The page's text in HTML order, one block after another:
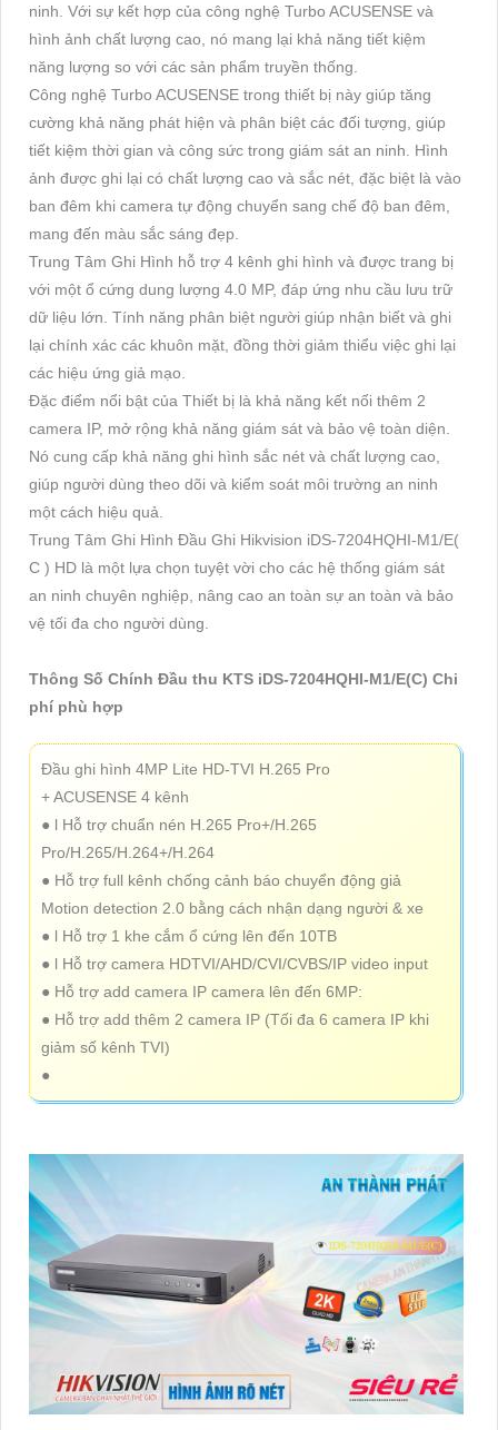
ninh. Với sự kết hợp của công nghệ Turbo ACUSENSE và
hình ảnh chất lượng cao, nó mang lại khả năng tiết kiệm
năng lượng so với các sản phẩm truyền thống.
Công nghệ Turbo ACUSENSE trong thiết bị này giúp tăng
cường khả năng phát hiện và phân biệt các đối tượng, giúp
tiết kiệm thời gian và công sức trong giám sát an ninh. Hình
ảnh được ghi lại có chất lượng cao và sắc nét, đặc biệt là vào
ban đêm khi camera tự động chuyển sang chế độ ban đêm,
mang đến màu sắc sáng đẹp.
Trung Tâm Ghi Hình hỗ trợ 4 kênh ghi hình và được trang bị
với một ổ cứng dung lượng 4.0 MP, đáp ứng nhu cầu lưu trữ
dữ liệu lớn. Tính năng phân biệt người giúp nhận biết và ghi
lại chính xác các khuôn mặt, đồng thời giảm thiểu việc ghi lại
các hiệu ứng giả mạo.
Đặc điểm nổi bật của Thiết bị là khả năng kết nối thêm 2
camera IP, mở rộng khả năng giám sát và bảo vệ toàn diện.
Nó cung cấp khả năng ghi hình sắc nét và chất lượng cao,
giúp người dùng theo dõi và kiểm soát môi trường an ninh
một cách hiệu quả.
Trung Tâm Ghi Hình Đầu Ghi Hikvision iDS-7204HQHI-M1/E(
C ) HD là một lựa chọn tuyệt vời cho các hệ thống giám sát
an ninh chuyên nghiệp, nâng cao an toàn sự an toàn và bảo
vệ tối đa cho người dùng.
Thông Số Chính Đầu thu KTS iDS-7204HQHI-M1/E(C) Chi
phí phù hợp
Đầu ghi hình 4MP Lite HD-TVI H.265 Pro
+ ACUSENSE 4 kênh
● l Hỗ trợ chuẩn nén H.265 Pro+/H.265
Pro/H.265/H.264+/H.264
● Hỗ trợ full kênh chống cảnh báo chuyển động giả
Motion detection 2.0 bằng cách nhận dạng người & xe
● l Hỗ trợ 1 khe cắm ổ cứng lên đến 10TB
● l Hỗ trợ camera HDTVI/AHD/CVI/CVBS/IP video input
● Hỗ trợ add camera IP camera lên đến 6MP:
● Hỗ trợ add thêm 2 camera IP (Tối đa 6 camera IP khi
giảm số kênh TVI)
●